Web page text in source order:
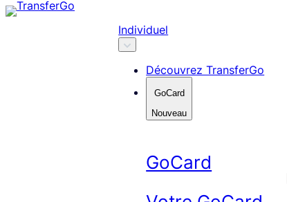
Skip
Individuel
Découvrez TransferGo
GoCard
Nouveau
GoCard